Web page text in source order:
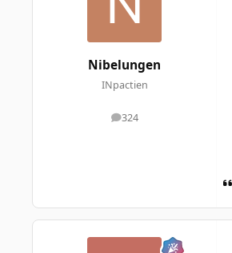
Nibelungen
INpactien
324
messages